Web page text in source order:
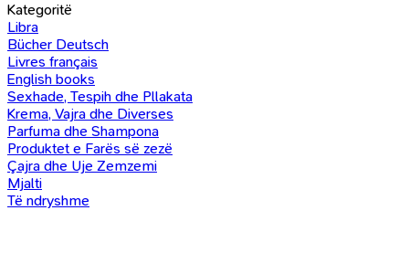
Kategoritë
Libra
Bücher Deutsch
Livres français
English books
Sexhade, Tespih dhe Pllakata
Krema, Vajra dhe Diverses
Parfuma dhe Shampona
Produktet e Farës së zezë
Çajra dhe Uje Zemzemi
Mjalti
Të ndryshme